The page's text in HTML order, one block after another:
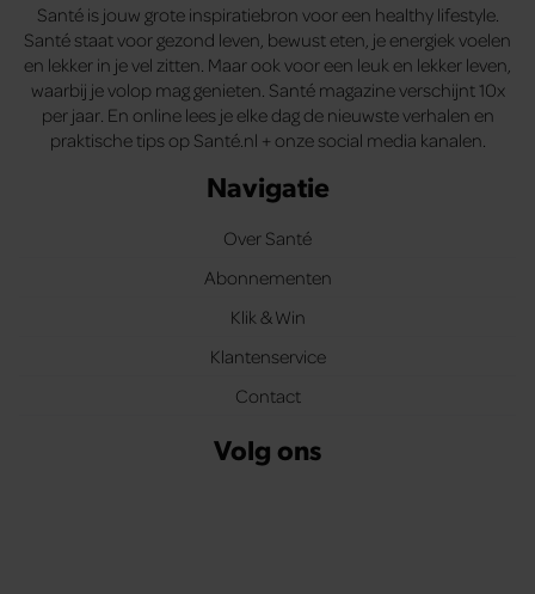
Santé is jouw grote inspiratiebron voor een healthy lifestyle.
Santé staat voor gezond leven, bewust eten, je energiek voelen
en lekker in je vel zitten. Maar ook voor een leuk en lekker leven,
waarbij je volop mag genieten. Santé magazine verschijnt 10x
per jaar. En online lees je elke dag de nieuwste verhalen en
praktische tips op Santé.nl + onze social media kanalen.
Navigatie
Over Santé
Abonnementen
Klik & Win
Klantenservice
Contact
Volg ons